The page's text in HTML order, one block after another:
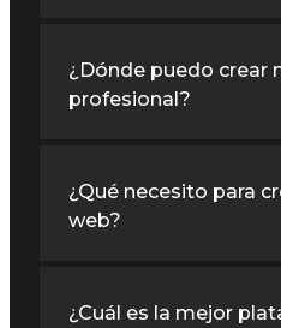
¿Dónde puedo crear
profesional?
¿Qué necesito para
web?
¿Cuál es la mejor